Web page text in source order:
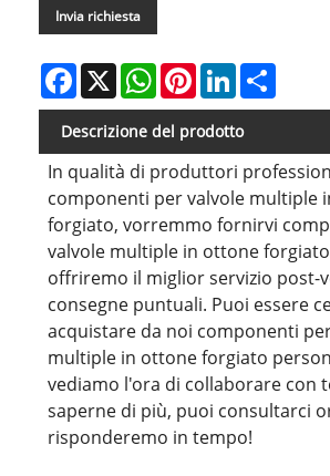
Invia richiesta
Facebook
X WhatsAppPinterestLinkedIn
Descrizione del prodotto
In qualità di produttori
componenti per valvole multiple
forgiato, vorremmo fornirvi
valvole multiple in ottone
offriremo il miglior servizio post-
consegne puntuali. Puoi essere
acquistare da noi componenti
multiple in ottone forgiato
vediamo l'ora di collaborare con
saperne di più, puoi consultarci
risponderemo in tempo!